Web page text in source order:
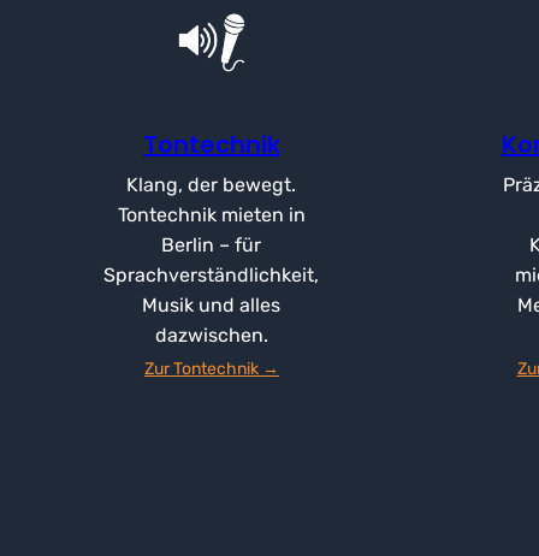
Tontechnik
Klang, der bewegt.
Tontechnik mieten in
Berlin – für
Sprachverständlichkeit,
Musik und alles
dazwischen.
Zur Tontechnik →